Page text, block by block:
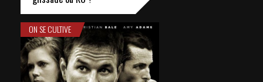
ON SE CULTIVE